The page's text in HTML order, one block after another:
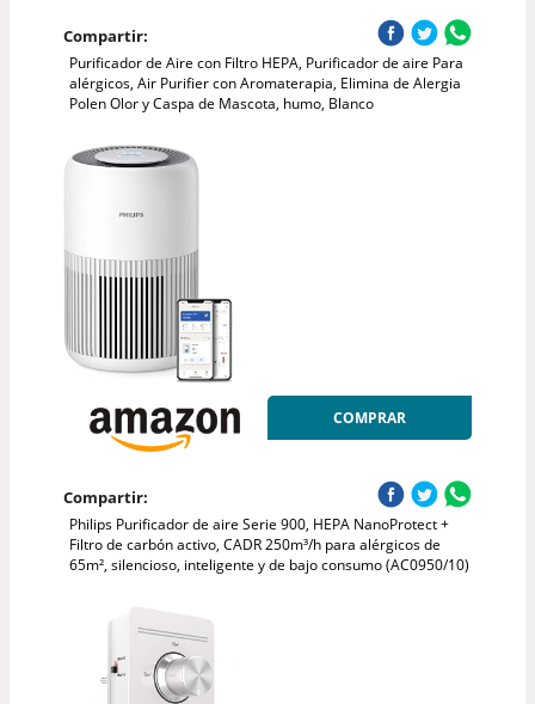
Compartir:
Purificador de Aire con Filtro HEPA, Purificador de aire Para
alérgicos, Air Purifier con Aromaterapia, Elimina de Alergia
Polen Olor y Caspa de Mascota, humo, Blanco
COMPRAR
Compartir:
Philips Purificador de aire Serie 900, HEPA NanoProtect +
Filtro de carbón activo, CADR 250m³/h para alérgicos de
65m², silencioso, inteligente y de bajo consumo (AC0950/10)